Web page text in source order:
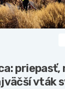
vták